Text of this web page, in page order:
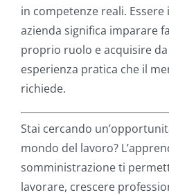
in competenze reali.
azienda significa imparare
proprio ruolo e acquisire
esperienza pratica che il
richiede.
Stai cercando
mondo del lavoro?
somministrazione ti
lavorare, crescere